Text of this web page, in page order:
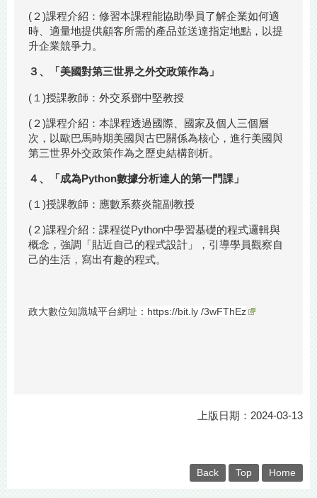
(２)課程介紹：修習本課程能協助學員了解企業如何適
時、適量地提供顧客所需的產品並送達指定地點，以提
升企業競爭力。
３、「美國對第三世界之外交政策作為」
(１)授課教師：外交系鄧中堅教授
(２)課程介紹：本課程透過國際、國家及個人三個層
次，以歐巴馬時期美國與古巴關係為核心，進行美國與
第三世界外交政策作為之歷史結構剖析。
４、「成為Python數據分析達人的第一門課」
(１)授課教師：應數系蔡炎龍副教授
(２)課程介紹：課程從Python中學習基礎的程式邏輯與
概念，強調「貼近自己的程式設計」，引導學員觀察自
己的生活，寫出有趣的程式。
政大數位知識城平台網址： https://bit.ly /3wFThEz
上版日期：2024-03-13
Back Top Home